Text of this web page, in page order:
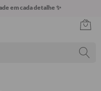
em cada detalhe ✨